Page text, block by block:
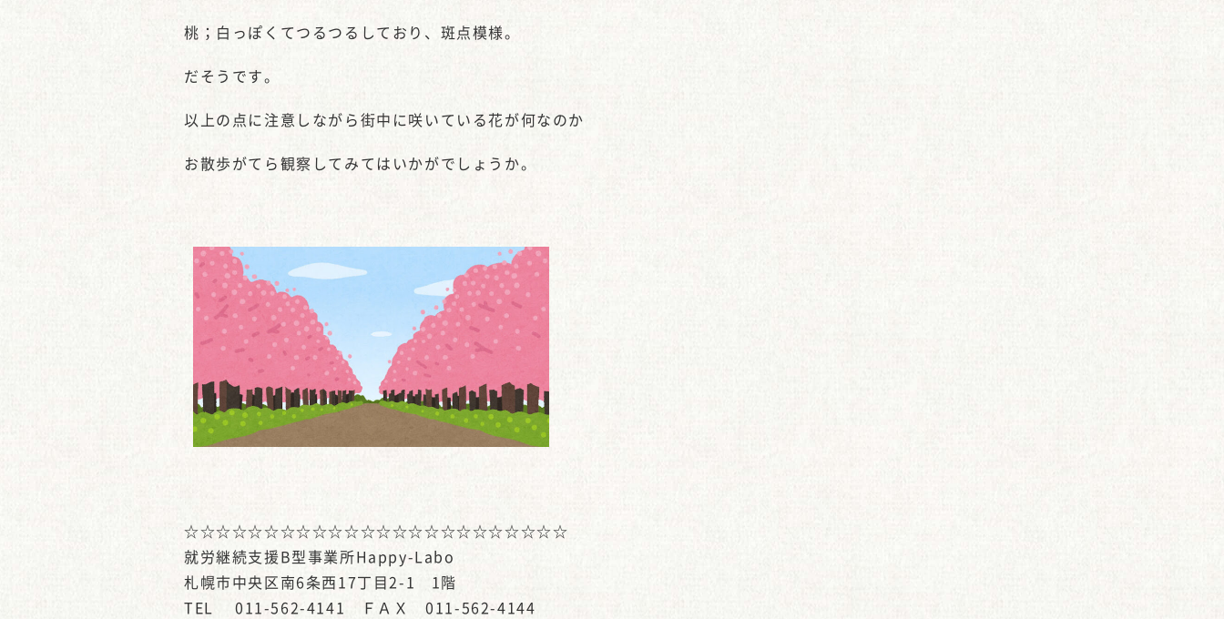
桃；白っぽくてつるつるしており、斑点模様。
だそうです。
以上の点に注意しながら街中に咲いている花が何なのか
お散歩がてら観察してみてはいかがでしょうか。
☆☆☆☆☆☆☆☆☆☆☆☆☆☆☆☆☆☆☆☆☆☆☆☆
就労継続支援B型事業所Happy-Labo
札幌市中央区南6条西17丁目2-1 1階
TEL 011-562-4141 ＦＡＸ 011-562-4144